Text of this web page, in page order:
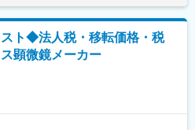
界各地に拠点を持ち、持続可能な社会
ています。
業務
善提案へ落とし込み、改善状況をモニ
ジェクト推進および課題解決支援
る分析や経営へのインサイト提供
善提案のレポーティング
スト◆法人税・移転価格・税
顕微鏡メーカー